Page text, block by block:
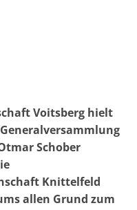
Voitsberg hielt
Schober
Knittelfeld
allen Grund zum